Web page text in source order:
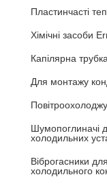
Пластинчасті
Хімічні засоби
Капілярна
Для монтажу
Шумопоглиначі
холодильних
Віброгасники для
холодильного